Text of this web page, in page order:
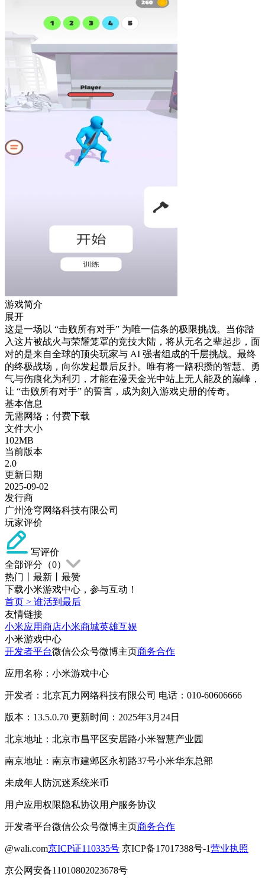
游戏简介
展开
这是一场以 “击败所有对手” 为唯一信条的极限挑战。当你踏
入这片被战火与荣耀笼罩的竞技大陆，将从无名之辈起步，面
对的是来自全球的顶尖玩家与 AI 强者组成的千层挑战。​​ 最终
的终极战场，向你发起最后反扑。唯有将一路积攒的智慧、勇
气与伤痕化为利刃，才能在漫天金光中站上无人能及的巅峰，
让 “击败所有对手” 的誓言，成为刻入游戏史册的传奇。
基本信息
无需网络；付费下载
文件大小
102MB
当前版本
2.0
更新日期
2025-09-02
发行商
广州沧穹网络科技有限公司
玩家评价
写评价
全部评分（0）
热门
最新
最赞
下载小米游戏中心，参与互动！
首页 > 谁活到最后
友情链接
小米应用商店小米商城英雄互娱
小米游戏中心
开发者平台微信公众号微博主页商务合作
应用名称：小米游戏中心
开发者：北京瓦力网络科技有限公司 电话：010-60606666
版本：13.5.0.70 更新时间：2025年3月24日
北京地址：北京市昌平区安居路小米智慧产业园
南京地址：南京市建邺区永初路37号小米华东总部
未成年人防沉迷系统米币
用户应用权限隐私协议用户服务协议
开发者平台微信公众号微博主页商务合作
@wali.com京ICP证110335号 京ICP备17017388号-1营业执照
京公网安备11010802023678号